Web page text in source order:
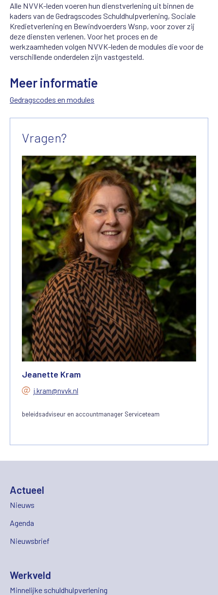
Alle NVVK-leden voeren hun dienstverlening uit binnen de
kaders van de Gedragscodes Schuldhulpverlening, Sociale
Kredietverlening en Bewindvoerders Wsnp, voor zover zij
deze diensten verlenen. Voor het proces en de
werkzaamheden volgen NVVK-leden de modules die voor de
verschillende onderdelen zijn vastgesteld.
Meer informatie
Gedragscodes en modules
Vragen?
Jeanette Kram
j.kram@nvvk.nl
beleidsadviseur en accountmanager Serviceteam
Actueel
Nieuws
Agenda
Nieuwsbrief
Werkveld
Minnelijke schuldhulpverlening